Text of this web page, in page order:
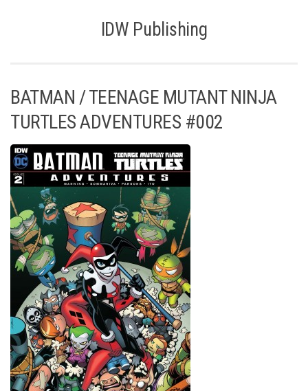
IDW Publishing
BATMAN / TEENAGE MUTANT NINJA
TURTLES ADVENTURES #002